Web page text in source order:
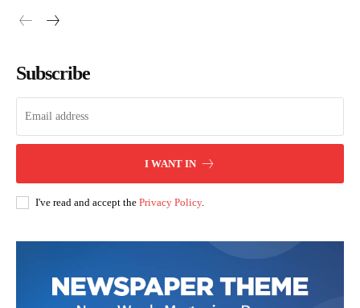
Subscribe
I WANT IN
I've read and accept the Privacy Policy.